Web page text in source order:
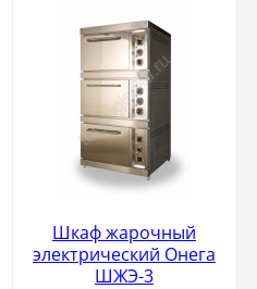
Шкаф жарочный
электрический Онега
ШЖЭ-3